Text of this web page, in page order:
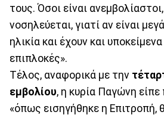
τους. Όσοι είναι
νοσηλεύεται, γιατί αν είναι
ηλικία και έχουν και
επιπλοκές».
Τέλος, αναφορικά με την
εμβολίου, η κυρία Παγώνη
«όπως εισηγήθηκε η Επιτροπή,